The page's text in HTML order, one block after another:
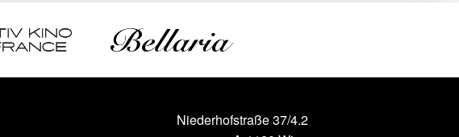
Niederhofstraße 37/4.2